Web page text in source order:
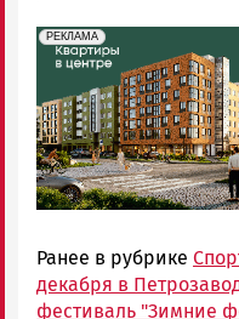
erid: 2SDnjdeSPnB
РЕКЛАМА
Реклама
Ранее в рубрике
декабря в
фестиваль "Зимние